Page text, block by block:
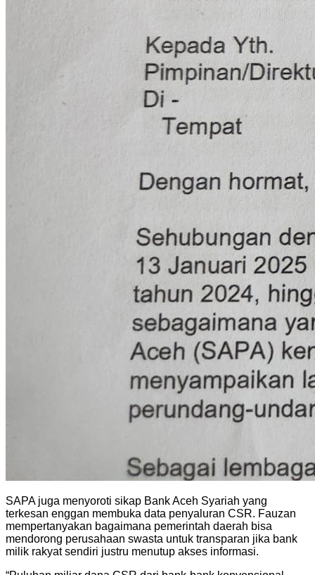
SAPA juga menyoroti sikap Bank Aceh Syariah yang
terkesan enggan membuka data penyaluran CSR. Fauzan
mempertanyakan bagaimana pemerintah daerah bisa
mendorong perusahaan swasta untuk transparan jika bank
milik rakyat sendiri justru menutup akses informasi.